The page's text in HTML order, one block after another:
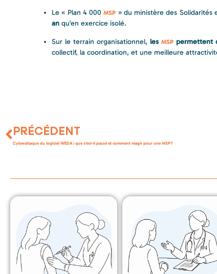
Le « Plan 4 000MSP » du ministère des Solidarités
an qu’en exercice isolé.
Sur le terrain organisationnel, les MSPpermettent
collectif, la coordination, et une meilleure
PRÉCÉDENT
Cyberattaque du logiciel WEDA : que s’est-il passé et comment réagir pour une MSP?